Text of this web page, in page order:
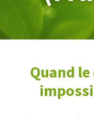
Quand